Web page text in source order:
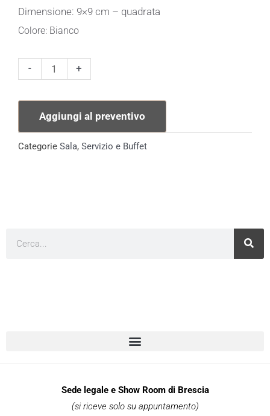
Dimensione: 9×9 cm – quadrata
Colore: Bianco
-
Coppetta
quantità
+
Aggiungi al preventivo
Categorie Sala, Servizio e Buffet
Sede legale e Show Room di Brescia
(si riceve solo su appuntamento)